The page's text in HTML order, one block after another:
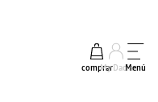
comprarMy DaciaMenú